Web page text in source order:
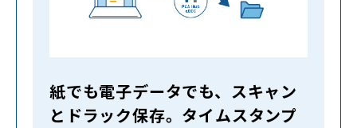
紙でも電子データでも、スキャン
とドラック保存。タイムスタンプ